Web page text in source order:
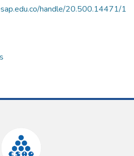
handle/20.500.14471/1